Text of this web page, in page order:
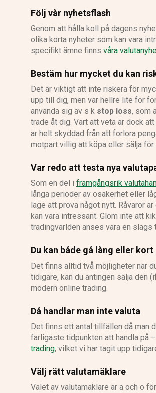
Följ vår nyhetsflash
Genom att hålla koll på dagens
olika korta nyheter som kan vara
specifikt ämne finns våra
Bestäm hur mycket du kan
Det är viktigt att inte riskera för
upp till dig, men var hellre lite för
använda sig av s k stop loss, som
trade åt dig. Värt att veta är dock
är helt skyddad från att förlora
motpart villig att köpa eller sälja
Var redo att testa nya
Som en del i framgångsrik
långa perioder av osäkerhet eller
läge att prova något nytt. Råvaror
kan vara intressant. Glöm inte att
tradingvärlden anses vara en slags
Du kan både gå lång eller
Det finns alltid två möjligheter när
tidigare, kan du antingen sälja den
modern online trading.
Då handlar man inte valuta
Det finns ett antal tillfällen då man
farligaste tidpunkten att handla på
trading, vilket vi har tagit upp
Välj rätt valutamäklare
Valet av valutamäklare är a och o